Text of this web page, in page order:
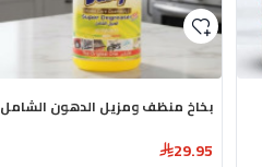
بخاخ منظف ومزيل الدهون الشامل
29.95